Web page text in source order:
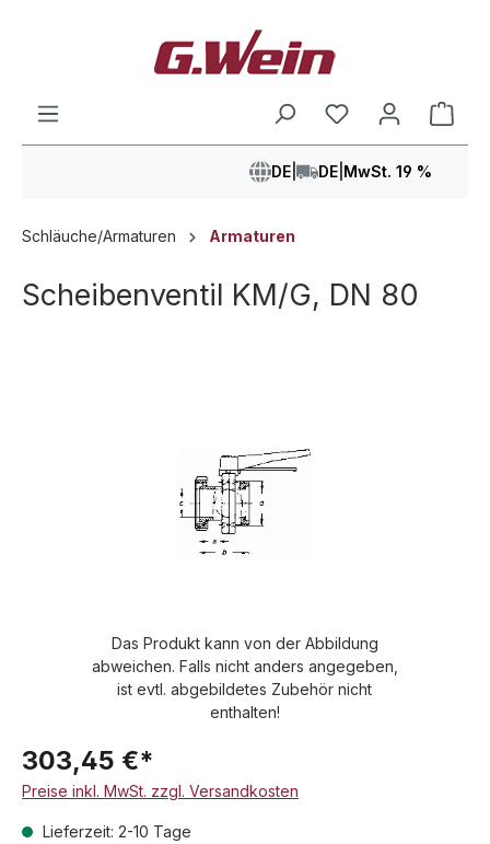
DE DE MwSt. 19 %
Schläuche/Armaturen Armaturen
Scheibenventil KM/G, DN 80
Das Produkt kann von der Abbildung
abweichen. Falls nicht anders angegeben,
ist evtl. abgebildetes Zubehör nicht
enthalten!
303,45 €*
Preise inkl. MwSt. zzgl. Versandkosten
Lieferzeit: 2-10 Tage